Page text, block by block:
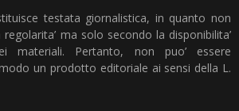
testata giornalistica, in quanto non
ma solo secondo la disponibilita’
materiali. Pertanto, non puo’ essere
un prodotto editoriale ai sensi della L.